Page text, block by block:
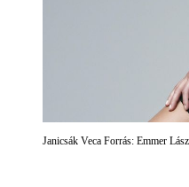
Janicsák Veca Forrás: Emmer